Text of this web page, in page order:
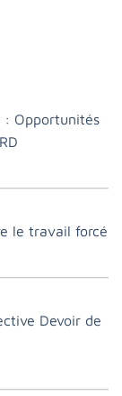
: Opportunités
le travail forcé
Devoir de